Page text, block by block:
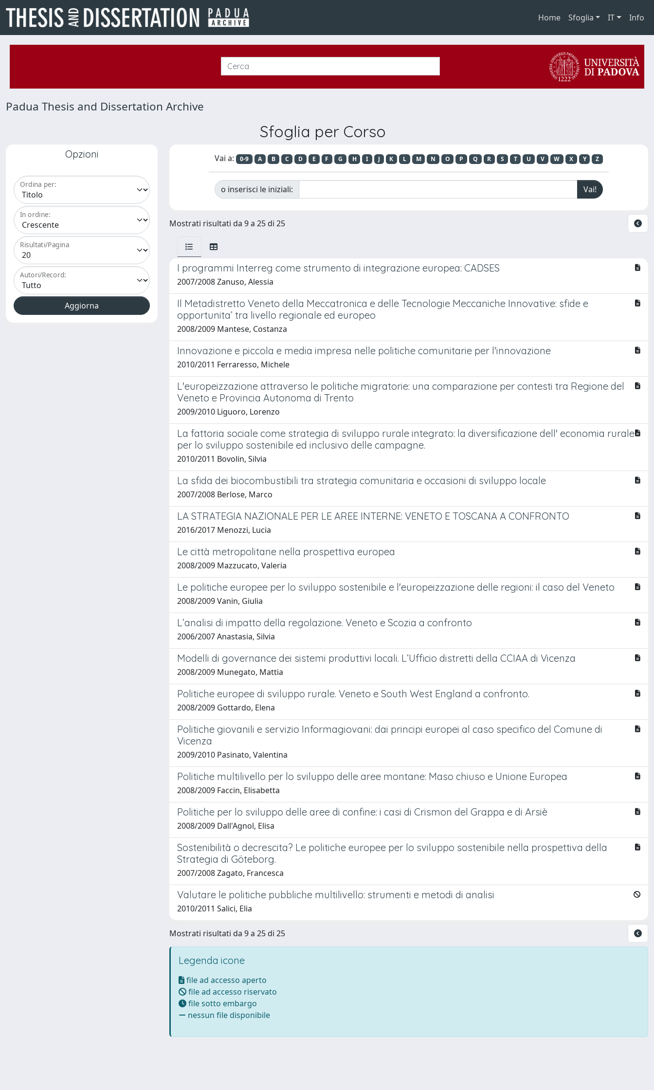
Home Sfoglia IT Info
Padua Thesis and Dissertation Archive
Sfoglia per Corso
Opzioni
Ordina per:
In ordine:
Risultati/Pagina
Autori/Record:
Vai a: 0-9 A B C D E F G H I J K L M N O P Q R S T U V W X Y Z
o inserisci le iniziali:
Mostrati risultati da 9 a 25 di 25
I programmi Interreg come strumento di integrazione europea: CADSES
2007/2008 Zanuso, Alessia
Il Metadistretto Veneto della Meccatronica e delle Tecnologie Meccaniche Innovative: sfide e
opportunita’ tra livello regionale ed europeo
2008/2009 Mantese, Costanza
Innovazione e piccola e media impresa nelle politiche comunitarie per l'innovazione
2010/2011 Ferraresso, Michele
L'europeizzazione attraverso le politiche migratorie: una comparazione per contesti tra Regione del
Veneto e Provincia Autonoma di Trento
2009/2010 Liguoro, Lorenzo
La fattoria sociale come strategia di sviluppo rurale integrato: la diversificazione dell' economia rurale
per lo sviluppo sostenibile ed inclusivo delle campagne.
2010/2011 Bovolin, Silvia
La sfida dei biocombustibili tra strategia comunitaria e occasioni di sviluppo locale
2007/2008 Berlose, Marco
LA STRATEGIA NAZIONALE PER LE AREE INTERNE: VENETO E TOSCANA A CONFRONTO
2016/2017 Menozzi, Lucia
Le città metropolitane nella prospettiva europea
2008/2009 Mazzucato, Valeria
Le politiche europee per lo sviluppo sostenibile e l'europeizzazione delle regioni: il caso del Veneto
2008/2009 Vanin, Giulia
L’analisi di impatto della regolazione. Veneto e Scozia a confronto
2006/2007 Anastasia, Silvia
Modelli di governance dei sistemi produttivi locali. L’Ufficio distretti della CCIAA di Vicenza
2008/2009 Munegato, Mattia
Politiche europee di sviluppo rurale. Veneto e South West England a confronto.
2008/2009 Gottardo, Elena
Politiche giovanili e servizio Informagiovani: dai principi europei al caso specifico del Comune di
Vicenza
2009/2010 Pasinato, Valentina
Politiche multilivello per lo sviluppo delle aree montane: Maso chiuso e Unione Europea
2008/2009 Faccin, Elisabetta
Politiche per lo sviluppo delle aree di confine: i casi di Crismon del Grappa e di Arsiè
2008/2009 Dall'Agnol, Elisa
Sostenibilità o decrescita? Le politiche europee per lo sviluppo sostenibile nella prospettiva della
Strategia di Göteborg.
2007/2008 Zagato, Francesca
Valutare le politiche pubbliche multilivello: strumenti e metodi di analisi
2010/2011 Salici, Elia
Mostrati risultati da 9 a 25 di 25
Legenda icone
file ad accesso aperto
file ad accesso riservato
file sotto embargo
nessun file disponibile